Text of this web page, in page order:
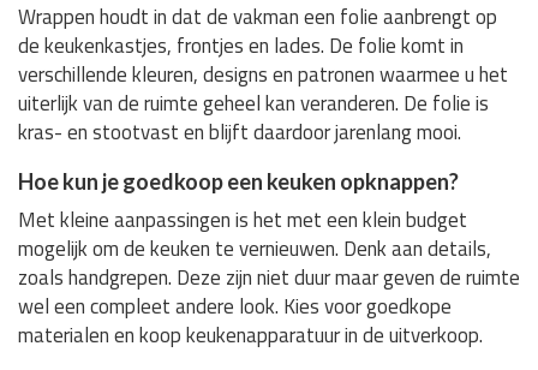
Wrappen houdt in dat de vakman een folie aanbrengt op
de keukenkastjes, frontjes en lades. De folie komt in
verschillende kleuren, designs en patronen waarmee u het
uiterlijk van de ruimte geheel kan veranderen. De folie is
kras- en stootvast en blijft daardoor jarenlang mooi.
Hoe kun je goedkoop een keuken opknappen?
Met kleine aanpassingen is het met een klein budget
mogelijk om de keuken te vernieuwen. Denk aan details,
zoals handgrepen. Deze zijn niet duur maar geven de ruimte
wel een compleet andere look. Kies voor goedkope
materialen en koop keukenapparatuur in de uitverkoop.